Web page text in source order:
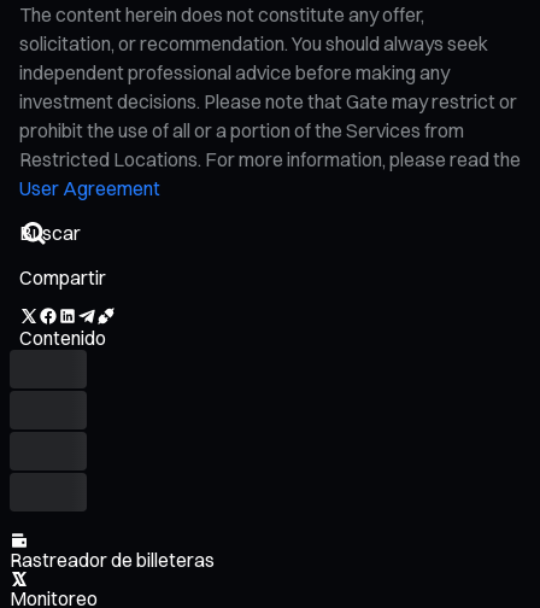
The content herein does not constitute any offer,
solicitation, or recommendation. You should always seek
independent professional advice before making any
investment decisions. Please note that Gate may restrict or
prohibit the use of all or a portion of the Services from
Restricted Locations. For more information, please read the
User Agreement
Compartir
Contenido
Rastreador de billeteras
Monitoreo